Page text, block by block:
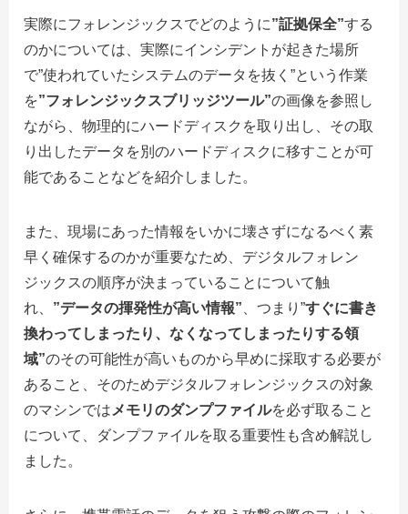
実際にフォレンジックスでどのように”証拠保全”する
のかについては、実際にインシデントが起きた場所
で”使われていたシステムのデータを抜く”という作業
を”フォレンジックスブリッジツール”の画像を参照し
ながら、物理的にハードディスクを取り出し、その取
り出したデータを別のハードディスクに移すことが可
能であることなどを紹介しました。
また、現場にあった情報をいかに壊さずになるべく素
早く確保するのかが重要なため、デジタルフォレン
ジックスの順序が決まっていることについて触
れ、 ”データの揮発性が高い情報” 、つまり”すぐに書き
換わってしまったり、なくなってしまったりする領
域”のその可能性が高いものから早めに採取する必要が
あること、そのためデジタルフォレンジックスの対象
のマシンでは メモリのダンプファイルを必ず取ること
について、ダンプファイルを取る重要性も含め解説し
ました。